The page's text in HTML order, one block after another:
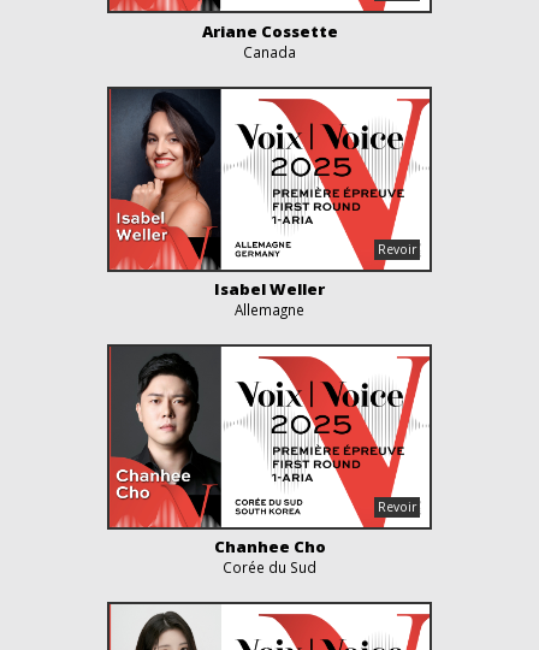
Ariane Cossette
Canada
Isabel Weller
Allemagne
Chanhee Cho
Corée du Sud